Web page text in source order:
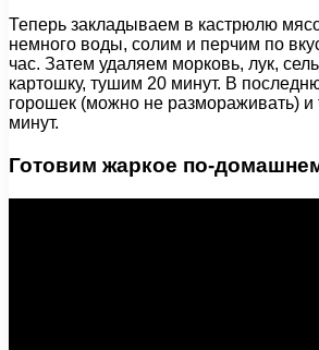
Теперь закладываем в кастрюлю
немного воды, солим и перчим по
час. Затем удаляем морковь, лук,
картошку, тушим 20 минут. В
горошек (можно не размораживать)
минут.
Готовим жаркое по-